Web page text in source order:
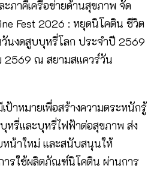
ะภาคีเครือข่ายด้านสุขภาพ จัด
Fest 2026 : หยุดนิโคติน ชีวิต
วันงดสูบบุหรี่โลก ประจำปี 2569
2569 ณ สยามสแควร์วัน
ป้าหมายเพื่อสร้างความตระหนักรู้
หรี่และบุหรี่ไฟฟ้าต่อสุขภาพ ส่ง
หน้าใหม่ และสนับสนุนให้
ารใช้ผลิตภัณฑ์นิโคติน ผ่านการ